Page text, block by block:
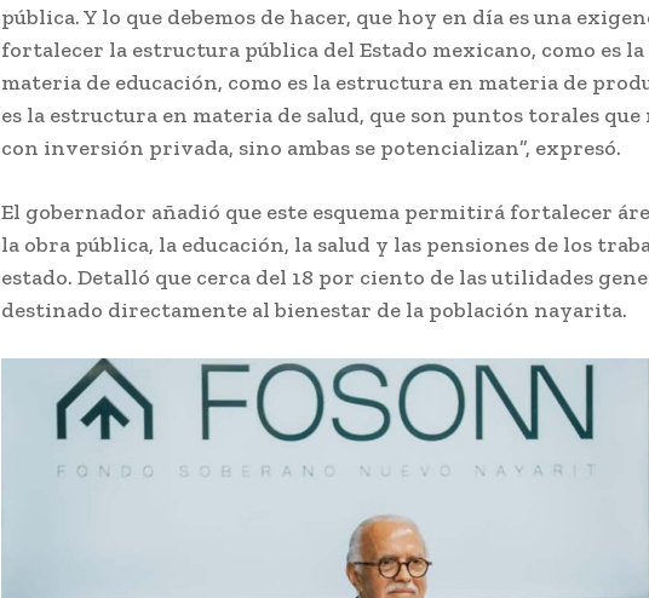
pública. Y lo que debemos de hacer, que hoy en día es una
fortalecer la estructura pública del Estado mexicano, como es
materia de educación, como es la estructura en materia de
es la estructura en materia de salud, que son puntos torales que
con inversión privada, sino ambas se potencializan”, expresó.
El gobernador añadió que este esquema permitirá fortalecer
la obra pública, la educación, la salud y las pensiones de los
estado. Detalló que cerca del 18 por ciento de las utilidades
destinado directamente al bienestar de la población nayarita.